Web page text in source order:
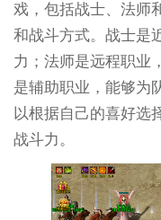
戏，包括战士、法师
和战斗方式。战士是
力；法师是远程职业
是辅助职业，能够为
以根据自己的喜好选
战斗力。